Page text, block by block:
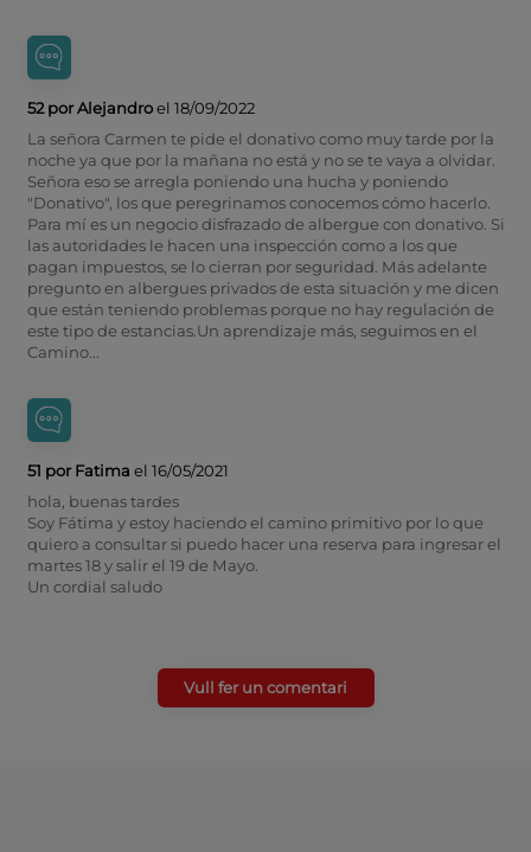
52 por Alejandroel 18/09/2022
La señora Carmen te pide el donativo como muy tarde por la
noche ya que por la mañana no está y no se te vaya a olvidar.
Señora eso se arregla poniendo una hucha y poniendo
"Donativo", los que peregrinamos conocemos cómo hacerlo.
Para mí es un negocio disfrazado de albergue con donativo. Si
las autoridades le hacen una inspección como a los que
pagan impuestos, se lo cierran por seguridad. Más adelante
pregunto en albergues privados de esta situación y me dicen
que están teniendo problemas porque no hay regulación de
este tipo de estancias.Un aprendizaje más, seguimos en el
Camino...
51 por Fatima el 16/05/2021
hola, buenas tardes
Soy Fátima y estoy haciendo el camino primitivo por lo que
quiero a consultar si puedo hacer una reserva para ingresar el
martes 18 y salir el 19 de Mayo.
Un cordial saludo
Vull fer un comentari